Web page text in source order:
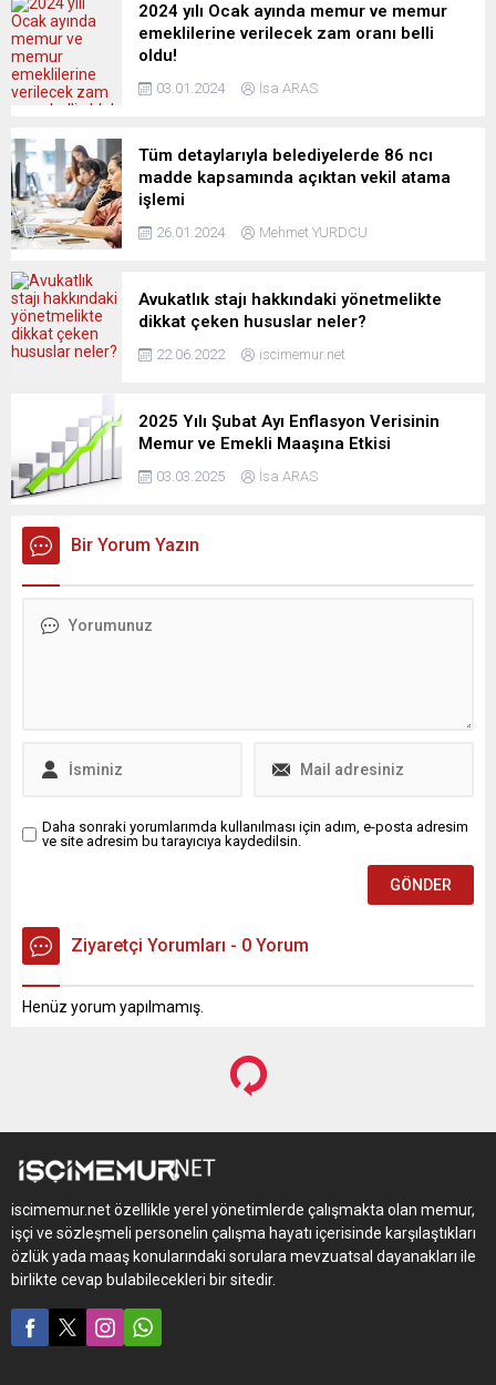
2024 yılı Ocak ayında memur ve memur
emeklilerine verilecek zam oranı belli
oldu!
03.01.2024 İsa ARAS
Tüm detaylarıyla belediyelerde 86 ncı
madde kapsamında açıktan vekil atama
işlemi
26.01.2024 Mehmet YURDCU
Avukatlık stajı hakkındaki yönetmelikte
dikkat çeken hususlar neler?
22.06.2022 iscimemur.net
2025 Yılı Şubat Ayı Enflasyon Verisinin
Memur ve Emekli Maaşına Etkisi
03.03.2025 İsa ARAS
Bir Yorum Yazın
Daha sonraki yorumlarımda kullanılması için adım, e-posta adresim
ve site adresim bu tarayıcıya kaydedilsin.
Ziyaretçi Yorumları - 0 Yorum
Henüz yorum yapılmamış.
iscimemur.net özellikle yerel yönetimlerde çalışmakta olan memur,
işçi ve sözleşmeli personelin çalışma hayatı içerisinde karşılaştıkları
özlük yada maaş konularındaki sorulara mevzuatsal dayanakları ile
birlikte cevap bulabilecekleri bir sitedir.